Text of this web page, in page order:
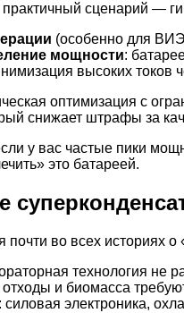
сценарий —
(особенно для
мощности:
высоких токов
оптимизация с
снижает штрафы за
у вас частые пики
это батареей.
почти во всех историях о
технология не
отходы и биомасса
: силовая электроника,